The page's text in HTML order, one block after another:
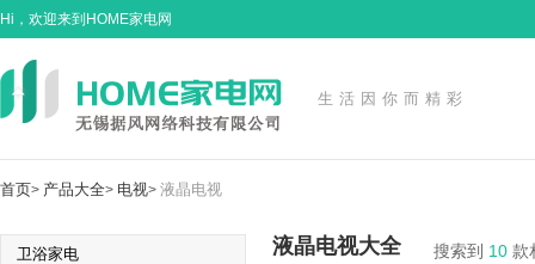
Hi，欢迎来到HOME家电网
生活因你而精彩
首页> 产品大全> 电视> 液晶电视
卫浴家电 液晶电视大全 搜索到 10 款